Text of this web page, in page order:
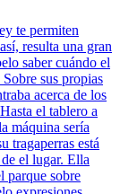
te permiten
resulta una gran
saber cuándo el
sus propias
acerca de los
el tablero a
máquina serí­a
tragaperras está
el lugar. Ella
parque sobre